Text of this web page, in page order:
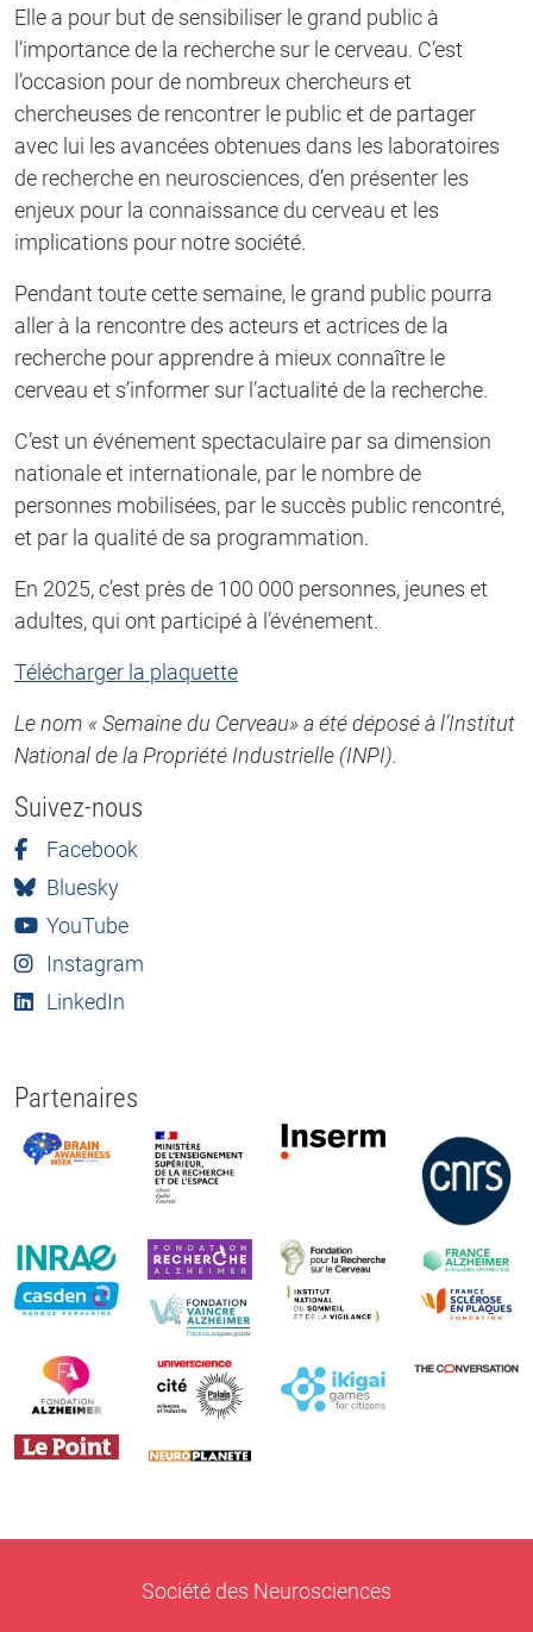
Elle a pour but de sensibiliser le grand public à
l’importance de la recherche sur le cerveau. C’est
l’occasion pour de nombreux chercheurs et
chercheuses de rencontrer le public et de partager
avec lui les avancées obtenues dans les laboratoires
de recherche en neurosciences, d’en présenter les
enjeux pour la connaissance du cerveau et les
implications pour notre société.
Pendant toute cette semaine, le grand public pourra
aller à la rencontre des acteurs et actrices de la
recherche pour apprendre à mieux connaître le
cerveau et s’informer sur l’actualité de la recherche.
C’est un événement spectaculaire par sa dimension
nationale et internationale, par le nombre de
personnes mobilisées, par le succès public rencontré,
et par la qualité de sa programmation.
En 2025, c’est près de 100 000 personnes, jeunes et
adultes, qui ont participé à l’événement.
Télécharger la plaquette
Le nom « Semaine du Cerveau» a été déposé à l’Institut
National de la Propriété Industrielle (INPI).
Suivez-nous
Facebook
Bluesky
YouTube
Instagram
LinkedIn
Partenaires
Société des Neurosciences